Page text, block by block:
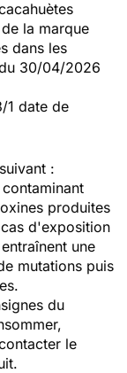
la marque
dans les
30/04/2026
1 date de
:
produites
d'exposition
une
mutations puis
du
le